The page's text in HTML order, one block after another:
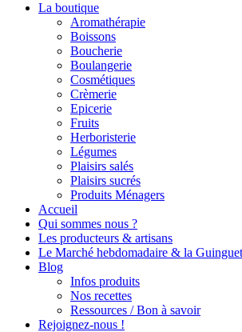
La boutique
Aromathérapie
Boissons
Boucherie
Boulangerie
Cosmétiques
Crèmerie
Epicerie
Fruits
Herboristerie
Légumes
Plaisirs salés
Plaisirs sucrés
Produits Ménagers
Accueil
Qui sommes nous ?
Les producteurs & artisans
Le Marché hebdomadaire & la
Blog
Infos produits
Nos recettes
Ressources / Bon à savoir
Rejoignez-nous !